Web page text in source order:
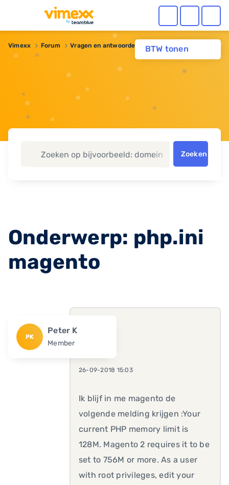
BTW tonen
Vimexx Forum Vragen en antwoorden php.ini magento
Zoeken
Onderwerp: php.ini
magento
PK
Peter K
Member
26-09-2018 15:03
Ik blijf in me magento de
volgende melding krijgen :Your
current PHP memory limit is
128M. Magento 2 requires it to be
set to 756M or more. As a user
with root privileges, edit your